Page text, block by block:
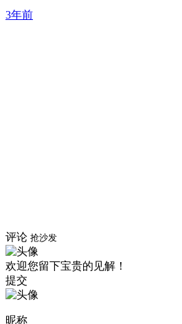
3年前
评论 抢沙发
欢迎您留下宝贵的见解！
提交
昵称